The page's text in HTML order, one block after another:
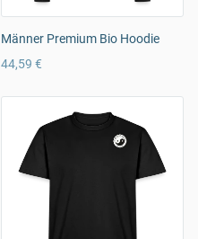
Männer Premium Bio Hoodie
44,59 €